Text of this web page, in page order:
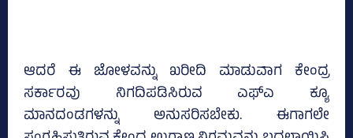
ಆದರೆ ಈ ಜೋಳವನ್ನು ಖರೀದಿ ಮಾಡುವಾಗ ಕೇಂದ್ರ
ಸರ್ಕಾರವು ನಿಗದಿಪಡಿಸಿರುವ ಎಫ್‌ಎ ಕ್ಯೂ
ಮಾನದಂಡಗಳನ್ನು ಅನುಸರಿಸಬೇಕು. ಈಗಾಗಲೇ